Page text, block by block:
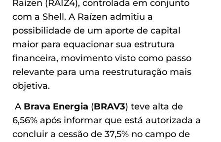
Raízen (RAIZ4), controlada em conjunto
com a Shell. A Raízen admitiu a
possibilidade de um aporte de capital
maior para equacionar sua estrutura
financeira, movimento visto como passo
relevante para uma reestruturação mais
objetiva.
A Brava Energia (BRAV3) teve alta de
6,56% após informar que está autorizada a
concluir a cessão de 37,5% no campo de